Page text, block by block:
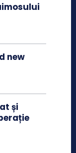
new
și